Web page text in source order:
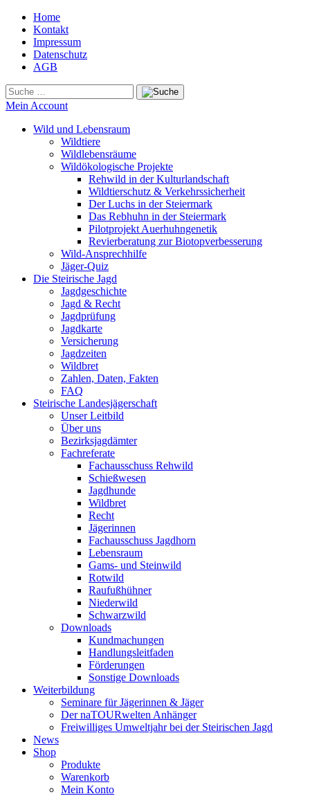
Home
Kontakt
Impressum
Datenschutz
AGB
Mein Account
Wild und Lebensraum
Wildtiere
Wildlebensräume
Wildökologische Projekte
Rehwild in der Kulturlandschaft
Wildtierschutz & Verkehrssicherheit
Der Luchs in der Steiermark
Das Rebhuhn in der Steiermark
Pilotprojekt Auerhuhngenetik
Revierberatung zur Biotopverbesserung
Wild-Ansprechhilfe
Jäger-Quiz
Die Steirische Jagd
Jagdgeschichte
Jagd & Recht
Jagdprüfung
Jagdkarte
Versicherung
Jagdzeiten
Wildbret
Zahlen, Daten, Fakten
FAQ
Steirische Landesjägerschaft
Unser Leitbild
Über uns
Bezirksjagdämter
Fachreferate
Fachausschuss Rehwild
Schießwesen
Jagdhunde
Wildbret
Recht
Jägerinnen
Fachausschuss Jagdhorn
Lebensraum
Gams- und Steinwild
Rotwild
Raufußhühner
Niederwild
Schwarzwild
Downloads
Kundmachungen
Handlungsleitfaden
Förderungen
Sonstige Downloads
Weiterbildung
Seminare für Jägerinnen & Jäger
Der naTOURwelten Anhänger
Freiwilliges Umweltjahr bei der Steirischen Jagd
News
Shop
Produkte
Warenkorb
Mein Konto